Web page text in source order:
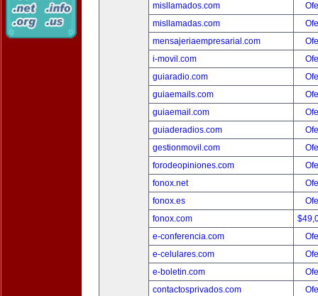
misllamados.com
misllamadas.com
mensajeriaempresarial.com
i-movil.com
guiaradio.com
guiaemails.com
guiaemail.com
guiaderadios.com
gestionmovil.com
forodeopiniones.com
fonox.net
fonox.es
fonox.com
e-conferencia.com
e-celulares.com
e-boletin.com
contactosprivados.com